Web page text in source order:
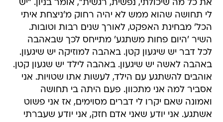
את כל מה שיכולתי, נפשית, רגשית", אומר בניון. "יש
לי תחושה שהוא ממש לא יהיה רחוק מ'ניצחת איתי
הכל' מבחינת האפקט, לאורך שנים רבות וטובות.
השיר 'היום פחות משתגע' מתייחס לכך שבאהבה
לכל דבר יש שיגעון קטן. באהבה למוזיקה יש שיגעון.
באהבה לאשה יש שיגעון. באהבה לילד יש שגעון קטן.
אוהבים להשתגע עם הילד, לעשות אתו שטויות. אני
אסביר למה אני מתכוון. פעם היתה בי תחושה
ואמונה שאם יקרו לי דברים מסוימים, אז אני פשוט
אשתגע. אני יודע שאני אדם חזק, אני יודע שעברתי